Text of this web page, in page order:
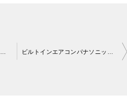
トイレリフォームはTOTOピュアレストQR寝屋川 ビルトインエアコンパナソニックの天井埋込マルチ施工しました大阪市